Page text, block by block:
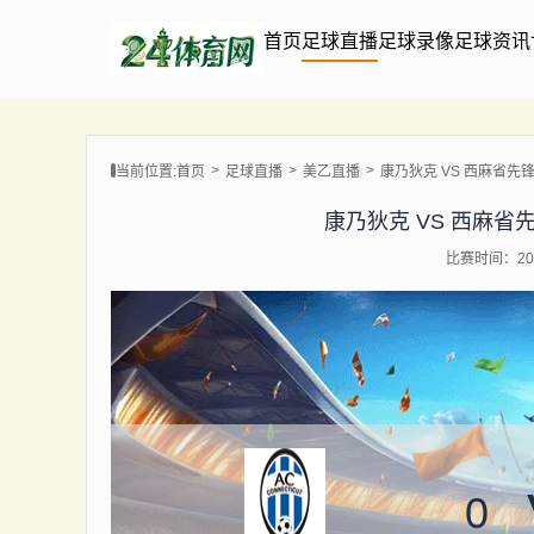
首页足球直播足球录像足球资讯
当前位置:首页 足球直播 美乙直播 康乃狄克 VS 西麻省先
康乃狄克 VS 西麻省
比赛时间：
0